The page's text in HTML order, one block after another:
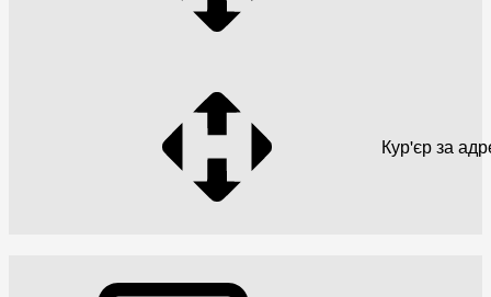
Кур'єр за